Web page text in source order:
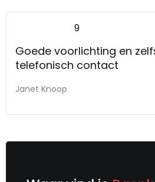
9
Goede voorlichting en
telefonisch contact
Janet Knoop